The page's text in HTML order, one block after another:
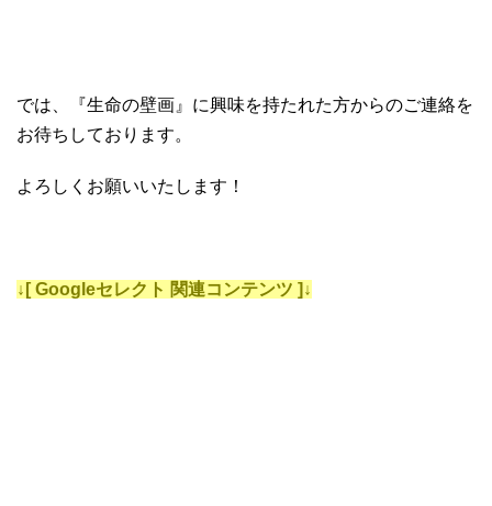
では、『生命の壁画』に興味を持たれた方からのご連絡を
お待ちしております。
よろしくお願いいたします！
↓[ Googleセレクト 関連コンテンツ ]↓